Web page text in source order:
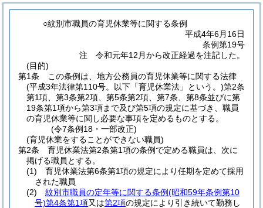
○紋別市職員の育児休業等に関する条例
平成4年6月16日
条例第19号
注 令和元年12月から改正経過を注記した。
(目的)
第1条
この条例は、地方公務員の育児休業等に関する法律
(平成3年法律第110号。以下「育児休業法」という。)第2条
第1項、第3条第2項、第5条第2項、第7条、第8条並びに第
19条第1項から第3項まで及び第5項の規定に基づき、職員
の育児休業等に関し必要な事項を定めるものとする。
(令7条例18・一部改正)
(育児休業をすることができない職員)
第2条
育児休業法第2条第1項の条例で定める職員は、次に
掲げる職員とする。
(1)
育児休業法第6条第1項の規定により任期を定めて採用
された職員
(2)
紋別市職員の定年等に関する条例(昭和59年条例第10
号)第4条第1項又は第2項の規定により引き続いて勤務し